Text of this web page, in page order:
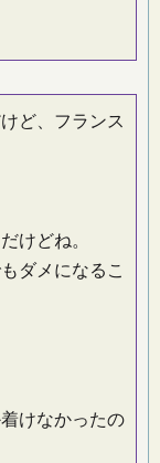
ど、フランス
けどね。
ダメになるこ
けなかったの